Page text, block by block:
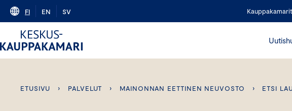
Skip
content
FI EN SV Kauppakamarit
ETUSIVU › PALVELUT › MAINONNAN EETTINEN NEUVOSTO › ETSI